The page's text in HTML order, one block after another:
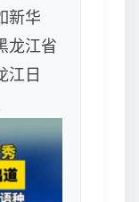
新华
龙江省
江日